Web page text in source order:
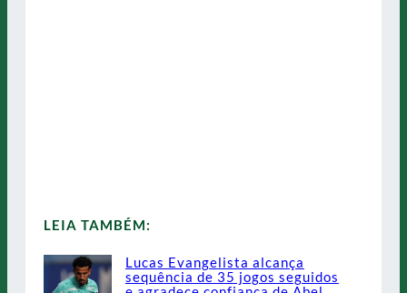
LEIA TAMBÉM:
Lucas Evangelista alcança
sequência de 35 jogos seguidos